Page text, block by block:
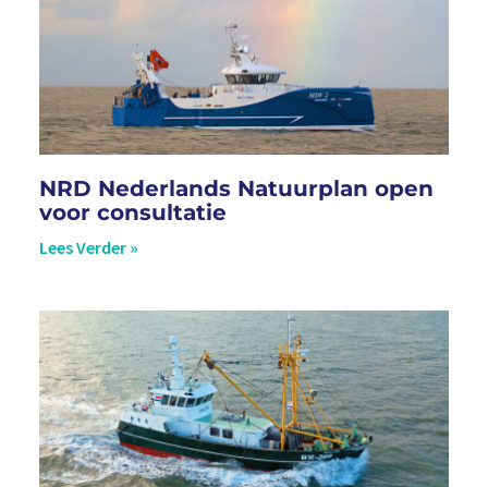
NRD Nederlands Natuurplan open
voor consultatie
Lees Verder »